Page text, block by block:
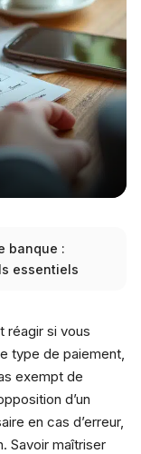
banque :
essentiels
réagir si vous
type de paiement,
exempt de
d’un
en cas d’erreur,
Savoir maîtriser